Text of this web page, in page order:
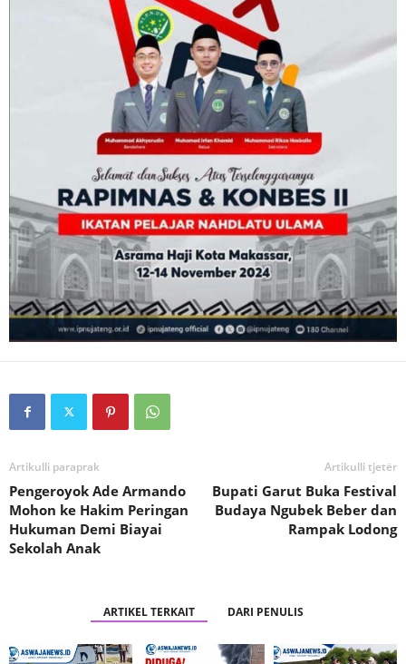
Artikulli paraprak
Pengeroyok Ade Armando
Mohon ke Hakim Peringan
Hukuman Demi Biayai
Sekolah Anak
Artikulli tjetër
Bupati Garut Buka Festival
Budaya Ngubek Beber dan
Rampak Lodong
ARTIKEL TERKAIT DARI PENULIS